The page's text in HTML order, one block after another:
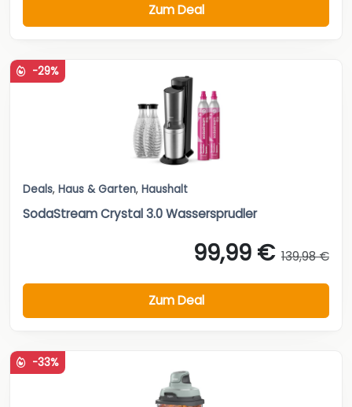
Zum Deal
-29%
Deals, Haus & Garten, Haushalt
SodaStream Crystal 3.0 Wassersprudler
99,99 € 139,98 €
Zum Deal
-33%